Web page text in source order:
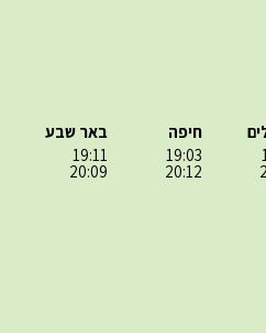
חיפה
19:03
20:12
באר שבע
19:11
20:09